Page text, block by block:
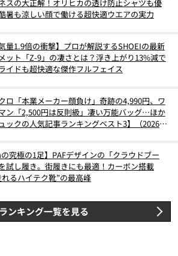
スの大正解！オリヒカの透け防止シャツも優
暑も涼しい顔で働ける超快適ウエアの実力
気量1.9倍の衝撃】プロが解説するSHOEIの最新
ット「Z-9」の凄さとは？浮き上がり13%減で
イドも超快適な傑作フルフェイス
ロ「本業メーカー顔負け」奇跡の4,990円、ワ
ン「2,500円は反則級」凄い万能バッグ…ほか
ュックの人気記事ランキングベスト3】（2026年
の究極の1足】PAFデザインの「クラウドブー
試し履き。街履きにも最適！カーボン搭載
れるハイテク靴”の最高峰
ランキング一覧を見る